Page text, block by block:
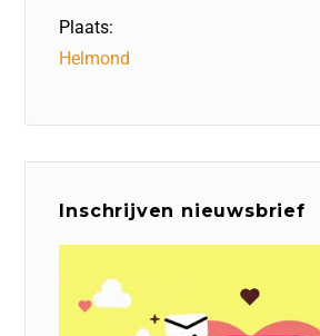
Plaats:
Helmond
Inschrijven nieuwsbrief